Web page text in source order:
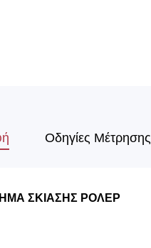
Οδηγίες Μέτρησης
ΣΚΙΑΣΗΣ ΡΟΛΕΡ